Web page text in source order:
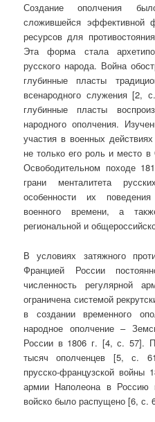
Создание ополчения
сложившейся эффективной
ресурсов для
Эта форма стала
русского народа. Война
глубинные пласты
всенародного служения [2,
глубинные пласты
народного ополчения.
участия в военных
не только его роль и место
Освободительном походе
грани менталитета
особенности их
военного времени, а
региональной и
В условиях затяжного
Францией России
численность регулярной
ограничена системой
в создании временного
народное ополчение –
России в 1806 г. [4, с. 57].
тысяч ополченцев [5, с.
прусско-французской войны
армии Наполеона в Россию
войско было распущено [6, с.